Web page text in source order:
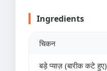
Ingredients
चिकन
बड़े प्याज़ (बारीक कटे हुए)